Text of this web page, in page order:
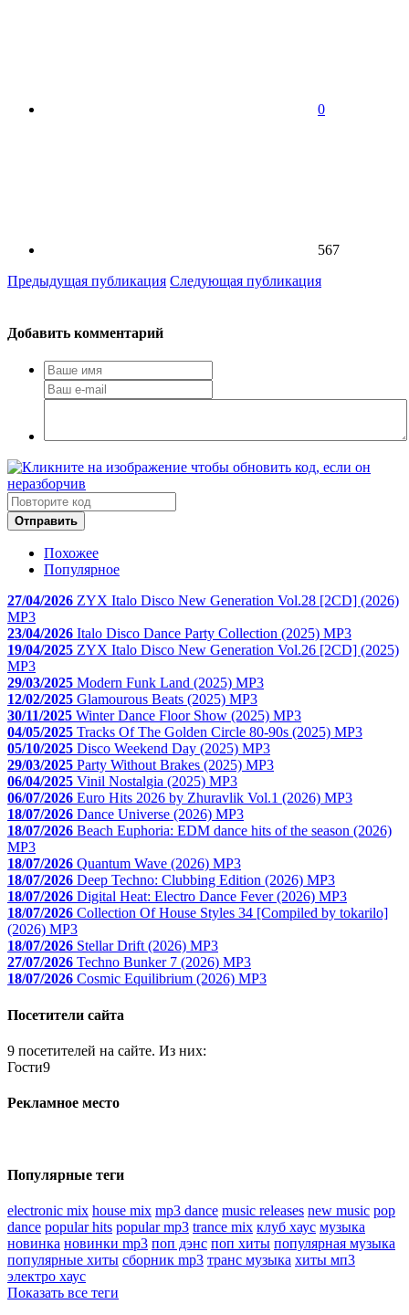
0
567
Предыдущая публикация Следующая публикация
Добавить комментарий
Отправить
Похожее
Популярное
27/04/2026 ZYX Italo Disco New Generation Vol.28 [2CD] (2026)
MP3
23/04/2026 Italo Disco Dance Party Collection (2025) MP3
19/04/2025 ZYX Italo Disco New Generation Vol.26 [2CD] (2025)
MP3
29/03/2025 Modern Funk Land (2025) MP3
12/02/2025 Glamourous Beats (2025) MP3
30/11/2025 Winter Dance Floor Show (2025) MP3
04/05/2025 Tracks Of The Golden Circle 80-90s (2025) MP3
05/10/2025 Disco Weekend Day (2025) MP3
29/03/2025 Party Without Brakes (2025) MP3
06/04/2025 Vinil Nostalgia (2025) MP3
06/07/2026 Euro Hits 2026 by Zhuravlik Vol.1 (2026) MP3
18/07/2026 Dance Universe (2026) MP3
18/07/2026 Beach Euphoria: EDM dance hits of the season (2026)
MP3
18/07/2026 Quantum Wave (2026) MP3
18/07/2026 Deep Techno: Clubbing Edition (2026) MP3
18/07/2026 Digital Heat: Electro Dance Fever (2026) MP3
18/07/2026 Collection Of House Styles 34 [Compiled by tokarilo]
(2026) MP3
18/07/2026 Stellar Drift (2026) MP3
27/07/2026 Techno Bunker 7 (2026) MP3
18/07/2026 Cosmic Equilibrium (2026) MP3
Поcетители сайта
9 посетителей на сайте. Из них:
Гости9
Рекламное место
Популярные теги
electronic mix house mix mp3 dance music releases new music pop
dance popular hits popular mp3 trance mix клуб хаус музыка
новинка новинки mp3 поп дэнс поп хиты популярная музыка
популярные хиты сборник mp3 транс музыка хиты мп3
электро хаус
Показать все теги